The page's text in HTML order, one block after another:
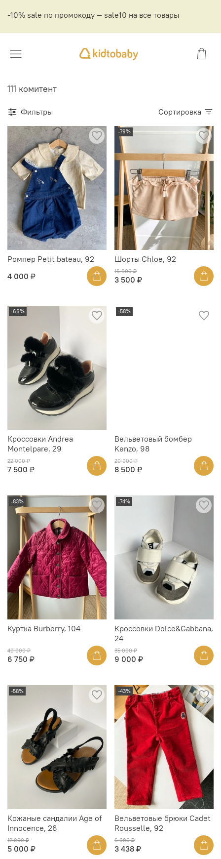
-10% sale по промокоду — sale10 на все товары
111 комитент
Фильтры Сортировка
Ромпер Petit bateau, 92
4 000 ₽
-79%
Шорты Chloe, 92
16 600 ₽
3 500 ₽
-66%
Кроссовки Andrea
Montelpare, 29
22 000 ₽
7 500 ₽
-58%
Вельветовый бомбер
Kenzo, 98
20 000 ₽
8 500 ₽
-83%
Куртка Burberry, 104
40 000 ₽
6 750 ₽
-74%
Кроссовки Dolce&Gabbana,
24
35 000 ₽
9 000 ₽
-58%
Кожаные сандалии Age of
Innocence, 26
12 000 ₽
5 000 ₽
-43%
Вельветовые брюки Cadet
Rousselle, 92
6 000 ₽
3 438 ₽